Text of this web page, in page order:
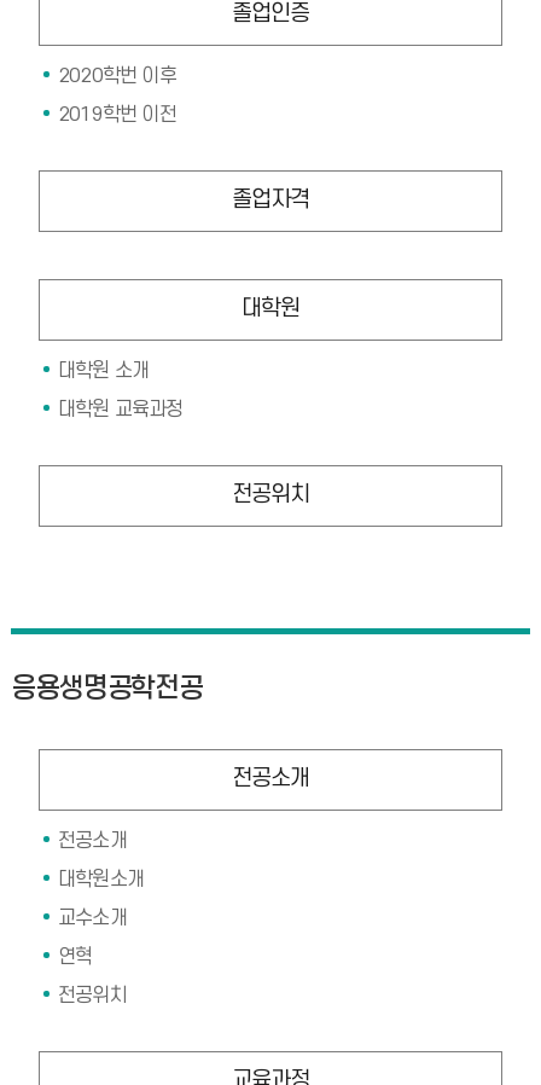
졸업인증
2020학번 이후
2019학번 이전
졸업자격
대학원
대학원 소개
대학원 교육과정
전공위치
응용생명공학전공
전공소개
전공소개
대학원소개
교수소개
연혁
전공위치